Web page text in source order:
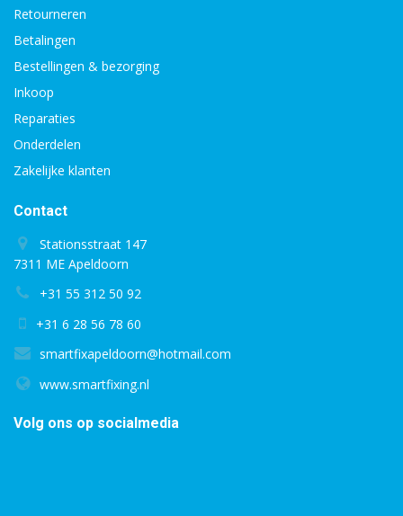
Retourneren
Betalingen
Bestellingen & bezorging
Inkoop
Reparaties
Onderdelen
Zakelijke klanten
Contact
Stationsstraat 147
7311 ME Apeldoorn
+31 55 312 50 92
+31 6 28 56 78 60
smartfixapeldoorn@hotmail.com
www.smartfixing.nl
Volg ons op socialmedia